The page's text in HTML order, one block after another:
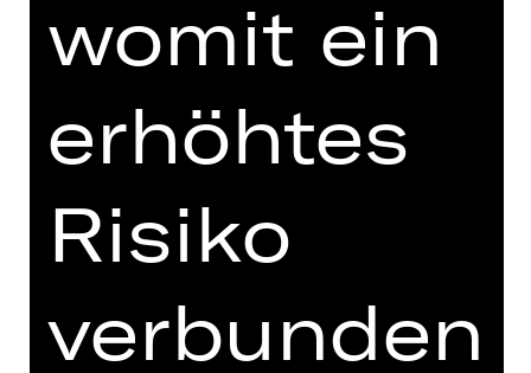
FUNDUS
PROGRAMMHEFT
MIT FREUNDLICHER
UNTERSTÜTZUNG
womit ein
erhöhtes
Risiko
verbunden